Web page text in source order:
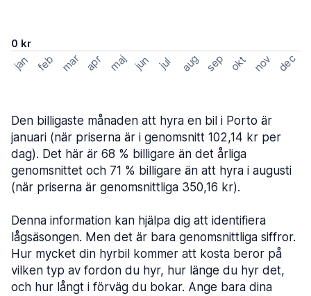
0 kr
jan feb mar apr maj jun jul aug sep okt nov dec
Den billigaste månaden att hyra en bil i Porto är
januari (när priserna är i genomsnitt 102,14 kr per
dag). Det här är 68 % billigare än det årliga
genomsnittet och 71 % billigare än att hyra i augusti
(när priserna är genomsnittliga 350,16 kr).
Denna information kan hjälpa dig att identifiera
lågsäsongen. Men det är bara genomsnittliga siffror.
Hur mycket din hyrbil kommer att kosta beror på
vilken typ av fordon du hyr, hur länge du hyr det,
och hur långt i förväg du bokar. Ange bara dina